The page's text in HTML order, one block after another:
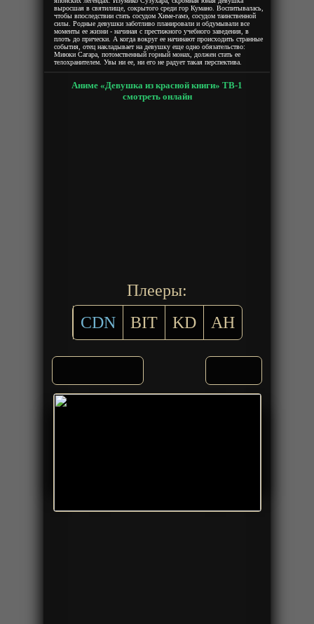
выросшая в святилище, сокрытого среди гор Кумано. Воспитывалась,
чтобы впоследствии стать сосудом Химе-гамэ, сосудом таинственной
силы. Родные девушки заботливо планировали и обдумывали все
моменты ее жизни - начиная с престижного учебного заведения, в
плоть до прически. А когда вокруг ее начинают происходить странные
события, отец накладывает на девушку еще одно обязательство:
Миюки Сагара, потомственный горный монах, должен стать ее
телохранителем. Увы ни ее, ни его не радует такая перспектива.
Аниме «Девушка из красной книги» ТВ-1
смотреть онлайн
Плееры:
CDN
BIT KD AH